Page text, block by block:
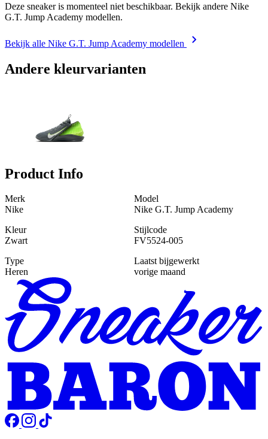
Deze sneaker is momenteel niet beschikbaar. Bekijk andere Nike
G.T. Jump Academy modellen.
Bekijk alle Nike G.T. Jump Academy modellen
Andere kleurvarianten
Product Info
Merk
Nike
Model
Nike G.T. Jump Academy
Kleur
Zwart
Stijlcode
FV5524-005
Type
Heren
Laatst bijgewerkt
vorige maand